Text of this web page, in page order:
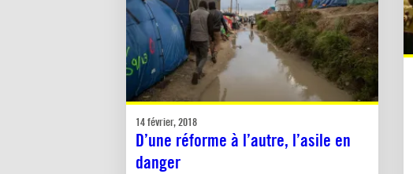
14 février, 2018
D’une réforme à l’autre, l’asile en
danger